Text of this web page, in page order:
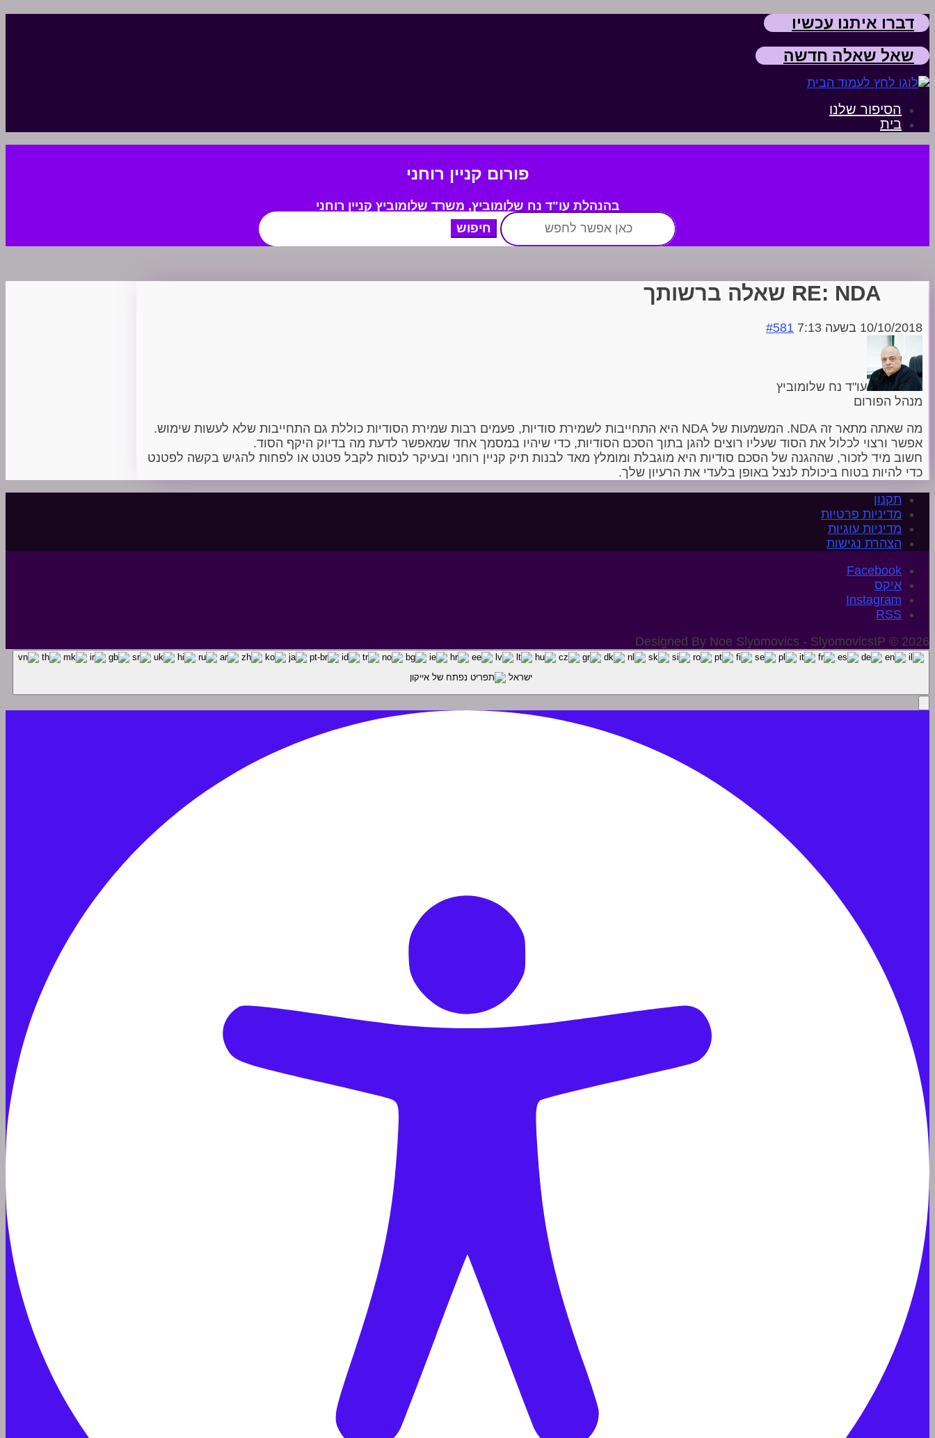
דברו איתנו עכשיו
שאל שאלה חדשה
הסיפור שלנו
בית
פורום קניין רוחני
בהנהלת עו"ד נח שלומוביץ, משרד שלומוביץ קניין רוחני
חפש:
RE: NDA שאלה ברשותך
10/10/2018 בשעה 7:13 #581
עו"ד נח שלומוביץ
מנהל הפורום
מה שאתה מתאר זה NDA. המשמעות של NDA היא התחייבות לשמירת סודיות, פעמים רבות שמירת הסודיות כוללת גם התחייבות שלא לעשות שימוש.
אפשר ורצוי לכלול את הסוד שעליו רוצים להגן בתוך הסכם הסודיות, כדי שיהיו במסמך אחד שמאפשר לדעת מה בדיוק היקף הסוד.
חשוב מיד לזכור, שההגנה של הסכם סודיות היא מוגבלת ומומלץ מאד לבנות תיק קניין רוחני ובעיקר לנסות לקבל פטנט או לפחות להגיש בקשה לפטנט
כדי להיות בטוח ביכולת לנצל באופן בלעדי את הרעיון שלך.
תקנון
מדיניות פרטיות
מדיניות עוגיות
הצהרת נגישות
איקס
Instagram
Designed By Noe Slyomovics - SlyomovicsIP © 2026
ישראל